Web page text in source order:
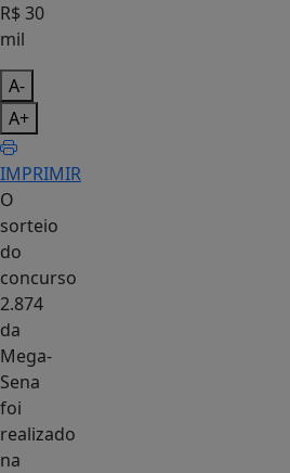
A-
A+
IMPRIMIR
O
sorteio
do
concurso
2.874
da
Mega-
Sena
foi
realizado
na